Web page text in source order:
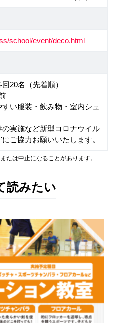
school/event/deco.html
20名（先着順）
い服装・飲み物・室内シュ
実施など新型コロナウイル
ご協力お願いいたします。
たは中止になることがあります。
読みたい